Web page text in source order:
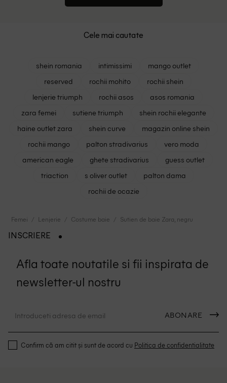
Cele mai cautate
shein romania intimissimi
mango outlet
reserved
rochii mohito
rochii shein
lenjerie triumph
rochii asos
asos romania
zara femei
sutiene triumph
shein rochii elegante
haine outlet zara
shein curve
magazin online shein
rochii mango
palton stradivarius
vero moda
american eagle
ghete stradivarius
guess outlet
triaction
s oliver outlet
palton dama
rochii de ocazie
Femei Lenjerie Costume baie Sutien de baie Zara, negru
INSCRIERE
Afla toate noutatile si fii inspirata de
newsletter-ul nostru
ABONARE
Confirm că am citit și sunt de acord cu Politica de confidentialitate